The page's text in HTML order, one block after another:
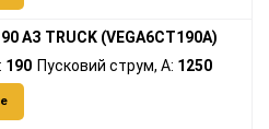
АЗ TRUCK (VEGA6CT190A)
190 Пусковий струм, A: 1250